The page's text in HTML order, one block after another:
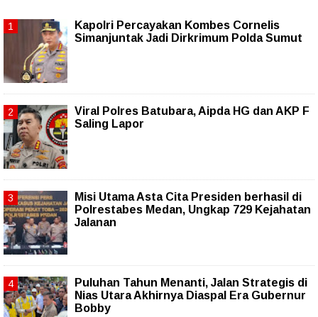
Kapolri Percayakan Kombes Cornelis
Simanjuntak Jadi Dirkrimum Polda Sumut
Viral Polres Batubara, Aipda HG dan AKP F
Saling Lapor
Misi Utama Asta Cita Presiden berhasil di
Polrestabes Medan, Ungkap 729 Kejahatan
Jalanan
Puluhan Tahun Menanti, Jalan Strategis di
Nias Utara Akhirnya Diaspal Era Gubernur
Bobby